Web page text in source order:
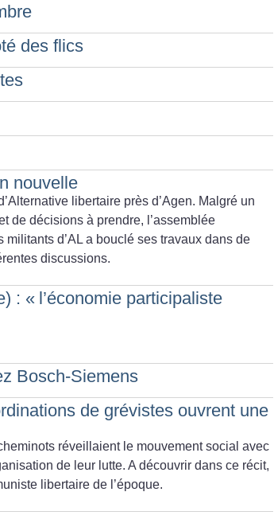
des flics
nouvelle
libertaire près d’Agen. Malgré un
de décisions à prendre, l’assemblée
d’AL a bouclé ses travaux dans de
discussions.
: « l’économie participaliste
Bosch-Siemens
de grévistes ouvrent une
réveillaient le mouvement social avec
de leur lutte. A découvrir dans ce récit,
libertaire de l’époque.